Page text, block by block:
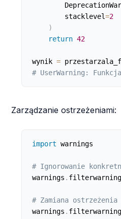
        stacklevel
=2
)
return 42
wynik =
# UserWarning:
Zarządzanie ostrzeżeniami:
import warnings
# Ignorowanie
warnings .
# Zamiana ostrzeżenia
warnings .